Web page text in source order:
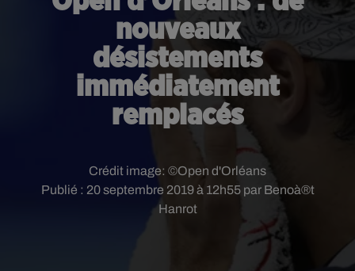
nouveaux
désistements
immédiatement
remplacés
Publié : 20 septembre 2019 à 12h55 par Benoà®t
Hanrot
Crédit image: ©Open d'Orléans